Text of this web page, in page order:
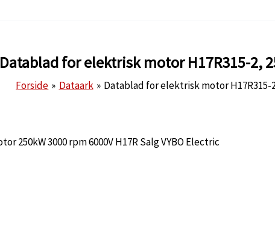
Datablad for elektrisk motor H17R315-2,
Forside Dataark Datablad for elektrisk motor H17R315-